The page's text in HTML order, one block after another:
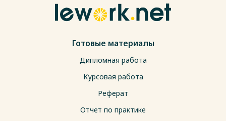
Готовые материалы
Дипломная работа
Курсовая работа
Реферат
Отчет по практике